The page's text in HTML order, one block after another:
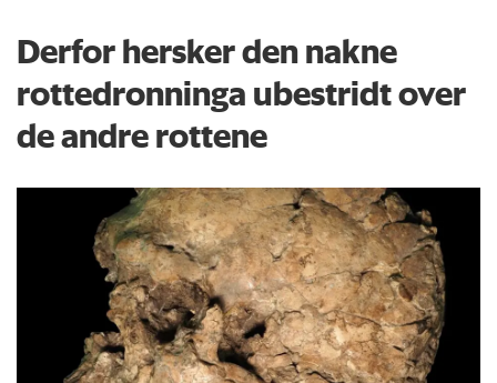
Derfor hersker den nakne
rottedronninga ubestridt over
de andre rottene